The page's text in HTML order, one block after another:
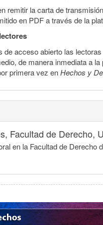
remitir la carta de
en PDF a través de la
de acceso abierto las
de manera inmediata a
primera vez enHechos y
Facultad de Derecho,
en la Facultad de Derecho